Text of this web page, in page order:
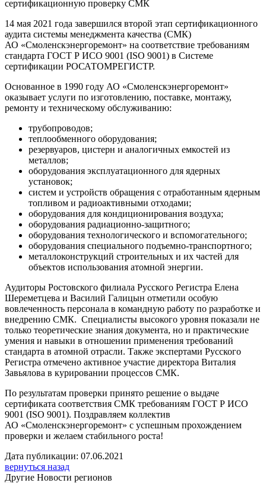
14 мая 2021 года завершился второй этап сертификационного
аудита системы менеджмента качества (СМК)
АО «Смоленскэнергоремонт» на соответствие требованиям
стандарта ГОСТ Р ИСО 9001 (ISO 9001) в Системе
сертификации РОСАТОМРЕГИСТР.
Основанное в 1990 году АО «Смоленскэнергоремонт»
оказывает услуги по изготовлению, поставке, монтажу,
ремонту и техническому обслуживанию:
трубопроводов;
теплообменного оборудования;
резервуаров, цистерн и аналогичных емкостей из
металлов;
оборудования эксплуатационного для ядерных
установок;
систем и устройств обращения с отработанным ядерным
топливом и радиоактивными отходами;
оборудования для кондиционирования воздуха;
оборудования радиационно-защитного;
оборудования технологического и вспомогательного;
оборудования специального подъемно-транспортного;
металлоконструкций строительных и их частей для
объектов использования атомной энергии.
Аудиторы Ростовского филиала Русского Регистра Елена
Шереметцева и Василий Галицын отметили особую
вовлеченность персонала в командную работу по разработке и
внедрению СМК. Специалисты высокого уровня показали не
только теоретические знания документа, но и практические
умения и навыки в отношении применения требований
стандарта в атомной отрасли. Также экспертами Русского
Регистра отмечено активное участие директора Виталия
Завьялова в курировании процессов СМК.
По результатам проверки принято решение о выдаче
сертификата соответствия СМК требованиям ГОСТ Р ИСО
9001 (ISO 9001). Поздравляем коллектив
АО «Смоленскэнергоремонт» с успешным прохождением
проверки и желаем стабильного роста!
Дата публикации: 07.06.2021
вернуться назад
Другие Новости регионов